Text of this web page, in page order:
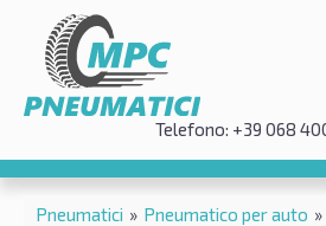
Telefono: +39 068
Pneumatici » Pneumatico per auto »